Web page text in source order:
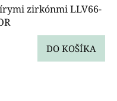
zirkónmi LLV66-
DO KOŠÍKA